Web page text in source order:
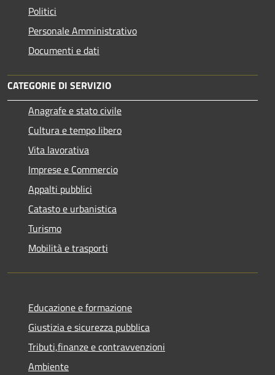
Politici
Personale Amministrativo
Documenti e dati
CATEGORIE DI SERVIZIO
Anagrafe e stato civile
Cultura e tempo libero
Vita lavorativa
Imprese e Commercio
Appalti pubblici
Catasto e urbanistica
Turismo
Mobilità e trasporti
Educazione e formazione
Giustizia e sicurezza pubblica
Tributi,finanze e contravvenzioni
Ambiente